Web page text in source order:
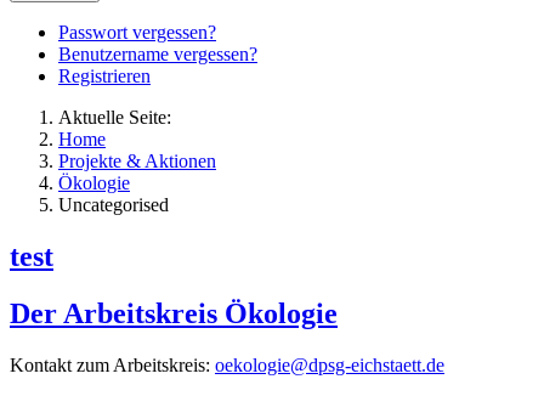
Passwort vergessen?
Benutzername vergessen?
Registrieren
Aktuelle Seite:
Home
Projekte & Aktionen
Ökologie
Uncategorised
test
Der Arbeitskreis Ökologie
Kontakt zum Arbeitskreis: oekologie@dpsg-eichstaett.de